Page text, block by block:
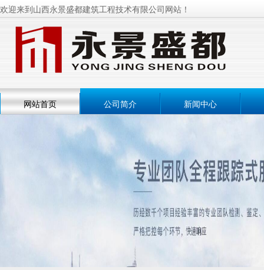
欢迎来到山西永景盛都建筑工程技术有限公司网站！
网站首页 公司简介 新闻中心